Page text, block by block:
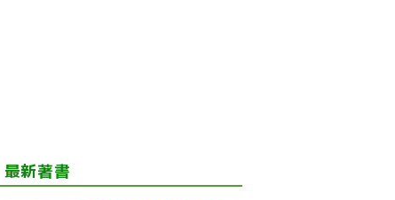
最新著書